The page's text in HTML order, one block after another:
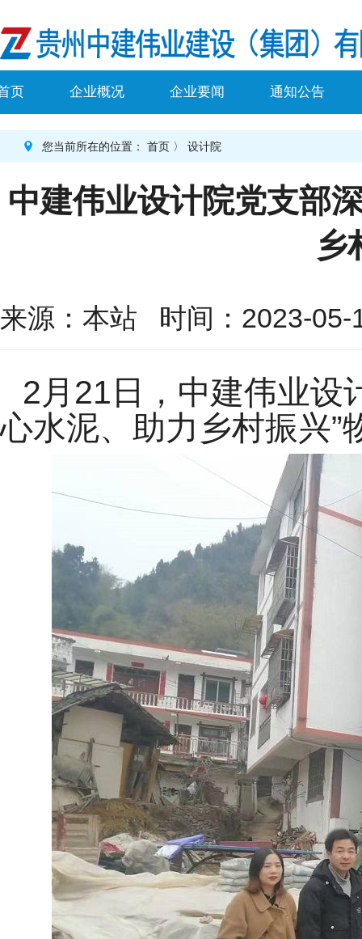
页 企业概况 企业要闻 通知公告
您当前所在的位置： 首页 〉 设计院
中建伟业设计院党支部
乡
来源：本站 时间：2023-
2月21日，中建伟业设
心水泥、助力乡村振兴”